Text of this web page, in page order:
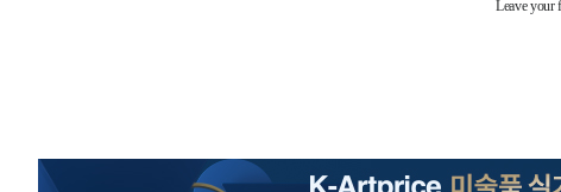
[속보]7~9일 프로야구 3연전도 폭염 취소…11일 재개
-24427초 전 >
[속보]코스닥, 800p 회복…0.26% 오른 801.67 마감